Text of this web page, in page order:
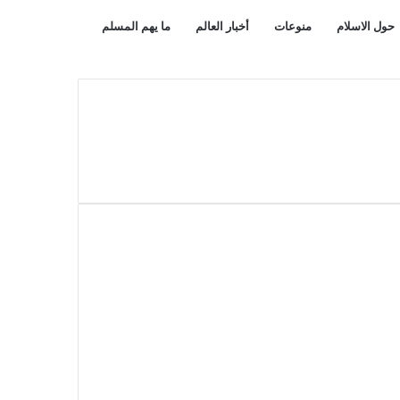
ما يهم المسلم أخبار العالم منوعات حول الاسلام